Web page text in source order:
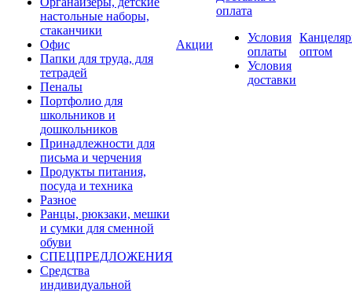
настольные наборы,
стаканчики
Офис
Папки для труда, для
тетрадей
Пеналы
Портфолио для
школьников и
дошкольников
Принадлежности для
письма и черчения
Продукты питания,
посуда и техника
Разное
Ранцы, рюкзаки, мешки
и сумки для сменной
обуви
СПЕЦПРЕДЛОЖЕНИЯ
Средства
индивидуальной
Акции
оплата
Условия
оплаты
Условия
доставки
оптом